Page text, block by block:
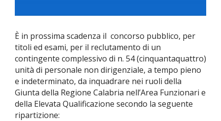
È in prossima scadenza il concorso pubblico, per
titoli ed esami, per il reclutamento di un
contingente complessivo di n. 54 (cinquantaquattro)
unità di personale non dirigenziale, a tempo pieno
e indeterminato, da inquadrare nei ruoli della
Giunta della Regione Calabria nell’Area Funzionari e
della Elevata Qualificazione secondo la seguente
ripartizione: